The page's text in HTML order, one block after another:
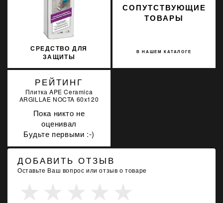
СРЕДСТВО ДЛЯ
ЗАЩИТЫ
SOPRO MNF 705/1 1Л
В НАШЕМ КАТАЛОГЕ
СОПУТСТВУЮЩИЕ
ТОВАРЫ
РЕЙТИНГ
Плитка APE Ceramica
ARGILLAE NOCTA 60x120
Пока никто не
оценивал
Будьте первыми :-)
ДОБАВИТЬ ОТЗЫВ
Оставьте Ваш вопрос или отзыв о товаре